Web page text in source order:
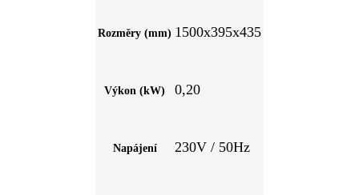
Rozměry (mm) 1500x395x435
Výkon (kW) 0,20
Napájení 230V / 50Hz